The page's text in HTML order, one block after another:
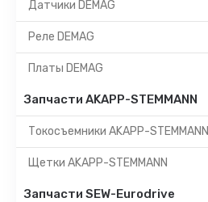
Датчики DEMAG
Реле DEMAG
Платы DEMAG
Запчасти AKAPP-STEMMANN
Токосъемники AKAPP-STEMMANN
Щетки AKAPP-STEMMANN
Запчасти SEW-Eurodrive